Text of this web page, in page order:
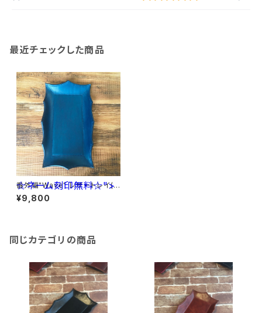
最近チェックした商品
☆ネーム刻印無料☆">
番外編"Wave" レザートレイ(キ
ャッシュトレイ) ブッテーロ<ネイ
ビー> ☆ネーム刻印無料☆
¥9,800
同じカテゴリの商品